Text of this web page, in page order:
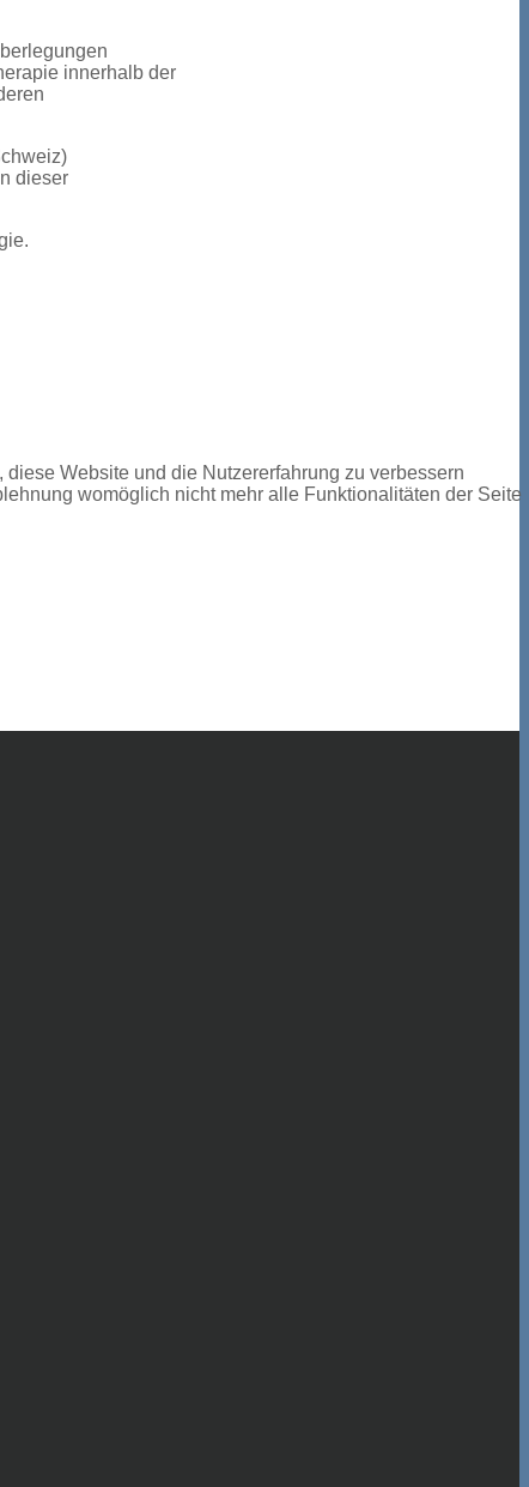
innerhalb der
dieser
Website und die Nutzererfahrung zu verbessern
womöglich nicht mehr alle Funktionalitäten der Seite